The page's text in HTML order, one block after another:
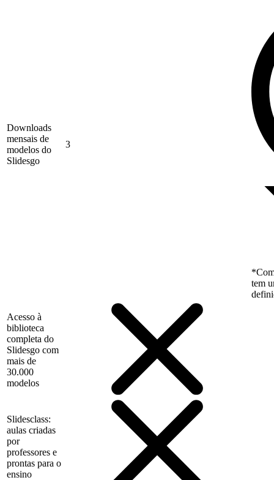
Downloads
mensais de
modelos do
Slidesgo
3
tem
Acesso à
biblioteca
completa do
Slidesgo com
mais de
30.000
modelos
Slidesclass:
aulas criadas
por
professores e
prontas para o
ensino